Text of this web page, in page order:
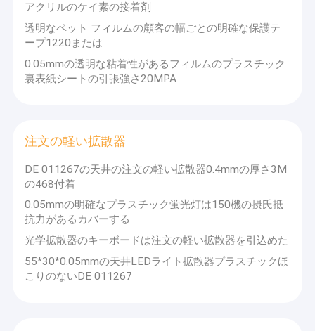
家へ
製品
ビデオ
わたしたち に つい て
アクリルのケイ素の接着剤
透明なペット フィルムの顧客の幅ごとの明確な保護テ
ープ1220または
0.05mmの透明な粘着性があるフィルムのプラスチック
裏表紙シートの引張強さ20MPA
注文の軽い拡散器
DE 011267の天井の注文の軽い拡散器0.4mmの厚さ3M
の468付着
0.05mmの明確なプラスチック蛍光灯は150機の摂氏抵
抗力があるカバーする
光学拡散器のキーボードは注文の軽い拡散器を引込めた
55*30*0.05mmの天井LEDライト拡散器プラスチックほ
こりのないDE 011267
Baolv Co.は2003年に設立され、両面接着テープ、高温テープ、
PTFEマウススケート、水性塗装用PTFEスケート、
ォームおよび布地、銅およびアルミ箔、PET/PC/PVCマイラーな
どのダイカット部品の専門メーカーです。これらの製品は、コン
ピューター、水性ペイントスプレー、医療機器、家電製品などで
広く使用されています。オプトエレクトロニクス、玩具、自動